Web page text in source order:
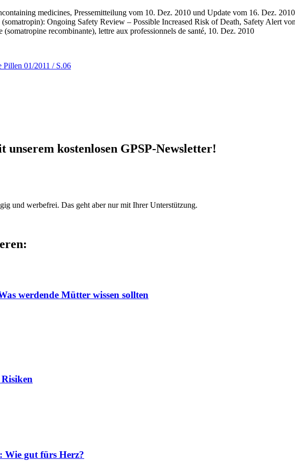
medicines, Pressemitteilung vom 10. Dez. 2010 und Update vom 16. Dez. 2010
Ongoing Safety Review – Possible Increased Risk of Death, Safety Alert
recombinante), lettre aux professionnels de santé, 10. Dez. 2010
Pillen 01/2011 / S.06
unserem kostenlosen GPSP-Newsletter!
und werbefrei. Das geht aber nur mit Ihrer Unterstützung.
werdende Mütter wissen sollten
Wie gut fürs Herz?